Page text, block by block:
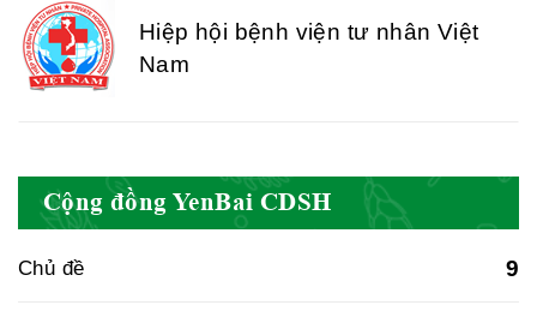
Hiệp hội bệnh viện tư nhân Việt
Nam
Cục quản lý y dược cổ truyền -
BYT
Cộng đồng YenBai CDSH
Chủ đề 9